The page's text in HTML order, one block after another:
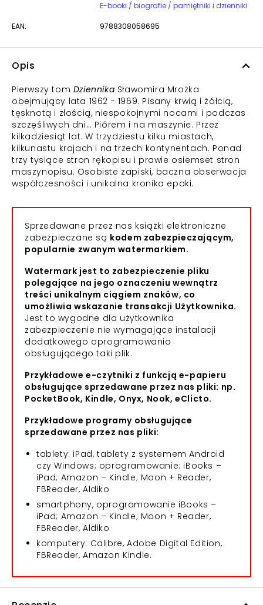
E-booki / biografie / pamiętniki i dzienniki
EAN: 9788308058695
Opis
Pierwszy tom Dziennika Sławomira Mrożka
obejmujący lata 1962 - 1969. Pisany krwią i żółcią,
tęsknotą i złością, niespokojnymi nocami i podczas
szczęśliwych dni… Piórem i na maszynie. Przez
kilkadziesiąt lat. W trzydziestu kilku miastach,
kilkunastu krajach i na trzech kontynentach. Ponad
trzy tysiące stron rękopisu i prawie osiemset stron
maszynopisu. Osobiste zapiski, baczna obserwacja
współczesności i unikalna kronika epoki.
Sprzedawane przez nas książki elektroniczne
zabezpieczane są kodem zabezpieczającym,
popularnie zwanym watermarkiem.
Watermark jest to zabezpieczenie pliku
polegające na jego oznaczeniu wewnątrz
treści unikalnym ciągiem znaków, co
umożliwia wskazanie transakcji Użytkownika.
Jest to wygodne dla użytkownika
zabezpieczenie nie wymagające instalacji
dodatkowego oprogramowania
obsługującego taki plik.
Przykładowe e-czytniki z funkcją e-papieru
obsługujące sprzedawane przez nas pliki: np.
PocketBook, Kindle, Onyx, Nook, eClicto.
Przykładowe programy obsługujące
sprzedawane przez nas pliki:
tablety: iPad, tablety z systemem Android
czy Windows; oprogramowanie: iBooks –
iPad; Amazon – Kindle; Moon + Reader,
FBReader, Aldiko
smartphony, oprogramowanie iBooks –
iPad; Amazon – Kindle; Moon + Reader,
FBReader, Aldiko
komputery: Calibre, Adobe Digital Edition,
FBReader, Amazon Kindle.